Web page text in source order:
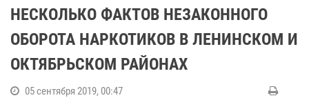
НЕСКОЛЬКО ФАКТОВ НЕЗАКОННОГО
ОБОРОТА НАРКОТИКОВ В ЛЕНИНСКОМ И
ОКТЯБРЬСКОМ РАЙОНАХ
05 сентября 2019, 00:47